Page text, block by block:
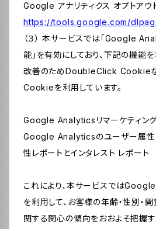
Google アナリティクス オプトアウ
https://tools.google.com/
（３） 本サービスでは「Google
能」を有効にしており、下記の機能
改善のためDoubleClick Cookieな
Cookieを利用しています。
Google Analyticsリマーケティン
Google Analyticsのユーザー属性
性レポートとインタレスト レポート
これにより、本サービスでは
を利用して、お客様の年齢・性別・
関する関心の傾向をおおよそ把握